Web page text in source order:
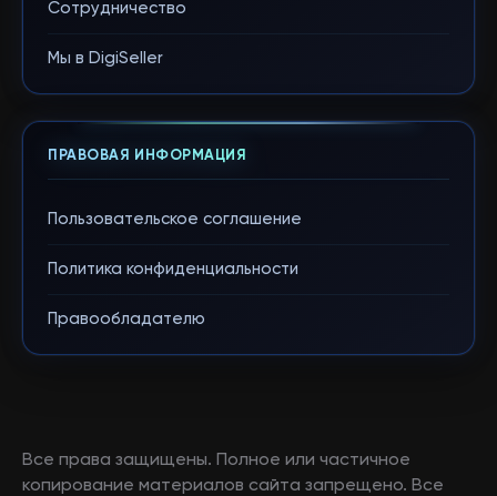
Сотрудничество
Мы в DigiSeller
ПРАВОВАЯ ИНФОРМАЦИЯ
Пользовательское соглашение
Политика конфиденциальности
Правообладателю
Все права защищены. Полное или частичное
копирование материалов сайта запрещено. Все